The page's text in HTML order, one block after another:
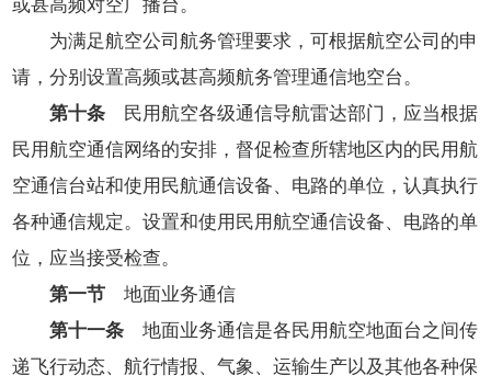
为满足航空公司航务管理要求，可根据航空公司的申
请，分别设置高频或甚高频航务管理通信地空台。
第十条 民用航空各级通信导航雷达部门，应当根据
民用航空通信网络的安排，督促检查所辖地区内的民用航
空通信台站和使用民航通信设备、电路的单位，认真执行
各种通信规定。设置和使用民用航空通信设备、电路的单
位，应当接受检查。
第一节地面业务通信
第十一条地面业务通信是各民用航空地面台之间传
递飞行动态、航行情报、气象、运输生产以及其他各种保